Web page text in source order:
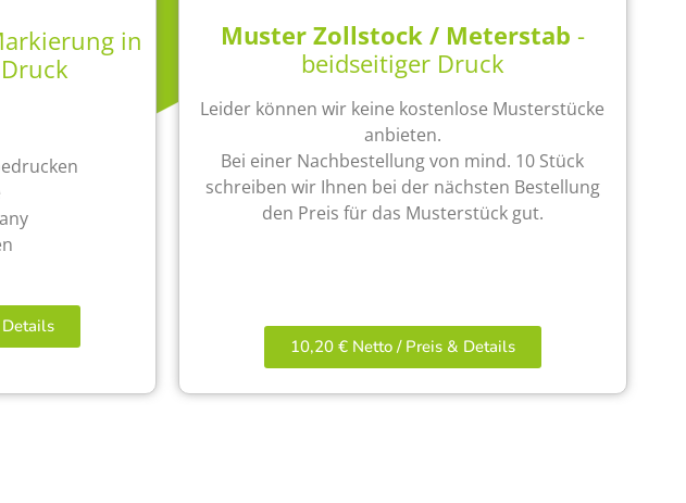
in
Muster Zollstock / Meterstab -
beidseitiger Druck
Leider können wir keine kostenlose Musterstücke
anbieten.
Bei einer Nachbestellung von mind. 10 Stück
schreiben wir Ihnen bei der nächsten Bestellung
den Preis für das Musterstück gut.
10,20 € Netto / Preis & Details